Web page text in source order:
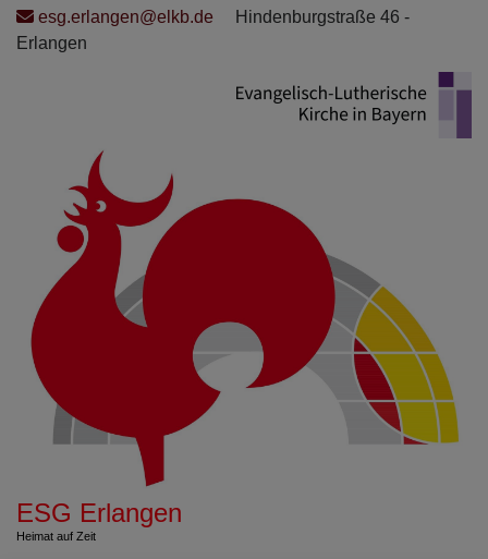
Direkt
zum
esg.erlangen@elkb.de
Hindenburgstraße 46 -
Erlangen
ESG Erlangen
Heimat auf Zeit